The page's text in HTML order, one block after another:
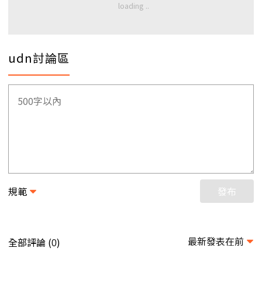
udn討論區
規範 發布
全部評論 (0) 最新發表在前